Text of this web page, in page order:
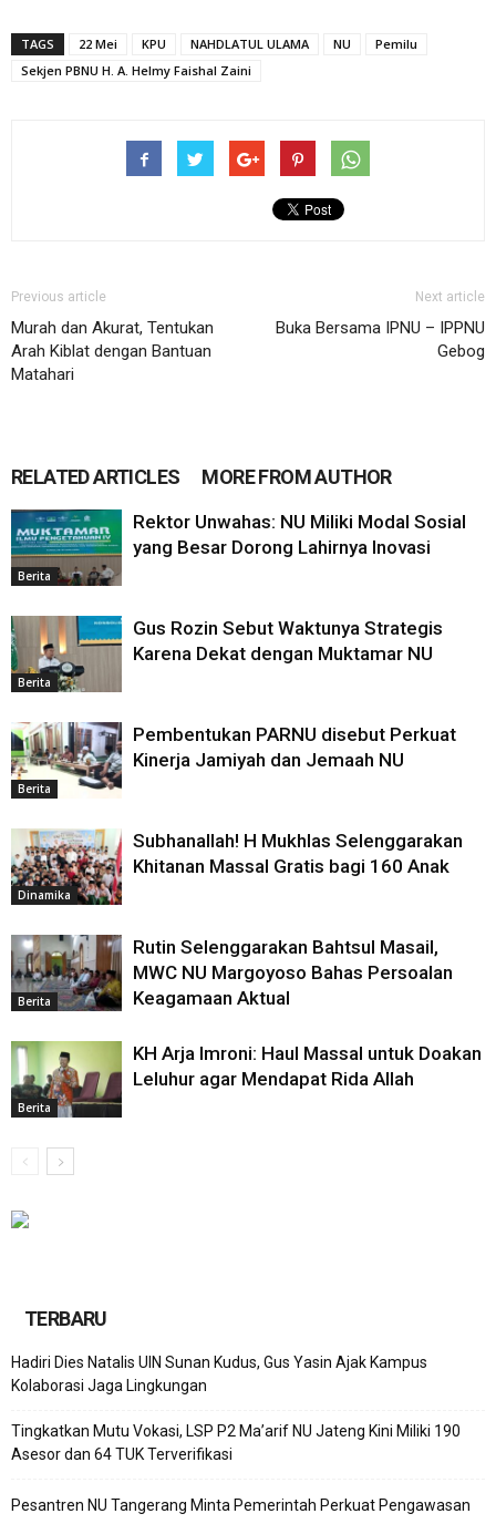
TAGS 22 Mei KPU NAHDLATUL ULAMA NU
Pemilu
Sekjen PBNU H. A. Helmy Faishal Zaini
Previous article
Murah dan Akurat, Tentukan
Arah Kiblat dengan Bantuan
Matahari
Next article
Buka Bersama IPNU – IPPNU
Gebog
RELATED ARTICLES MORE FROM AUTHOR
Berita
Rektor Unwahas: NU Miliki Modal Sosial
yang Besar Dorong Lahirnya Inovasi
Berita
Gus Rozin Sebut Waktunya Strategis
Karena Dekat dengan Muktamar NU
Berita
Pembentukan PARNU disebut Perkuat
Kinerja Jamiyah dan Jemaah NU
Dinamika
Subhanallah! H Mukhlas Selenggarakan
Khitanan Massal Gratis bagi 160 Anak
Berita
Rutin Selenggarakan Bahtsul Masail,
MWC NU Margoyoso Bahas Persoalan
Keagamaan Aktual
Berita
KH Arja Imroni: Haul Massal untuk Doakan
Leluhur agar Mendapat Rida Allah
TERBARU
Hadiri Dies Natalis UIN Sunan Kudus, Gus Yasin Ajak Kampus
Kolaborasi Jaga Lingkungan
Tingkatkan Mutu Vokasi, LSP P2 Ma’arif NU Jateng Kini Miliki 190
Asesor dan 64 TUK Terverifikasi
Pesantren NU Tangerang Minta Pemerintah Perkuat Pengawasan